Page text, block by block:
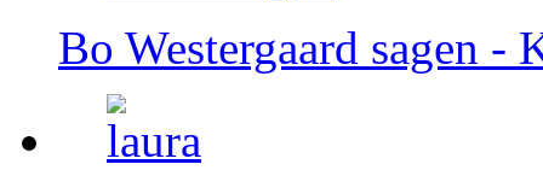
Bo Westergaard sagen